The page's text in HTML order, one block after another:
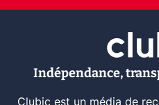
Indépendance,
Clubic est un média de